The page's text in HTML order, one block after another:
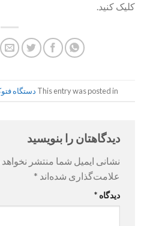
کلیک کنید.
This entry was posted in دستگاه
دیدگاهتان را بنویسید
نشانی ایمیل شما منتشر
علامت‌گذاری شده‌اند *
دیدگاه *